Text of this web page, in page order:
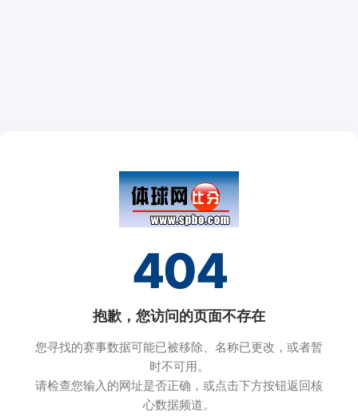
404
抱歉，您访问的页面不存在
您寻找的赛事数据可能已被移除、名称已更改，或者暂
时不可用。
请检查您输入的网址是否正确，或点击下方按钮返回核
心数据频道。